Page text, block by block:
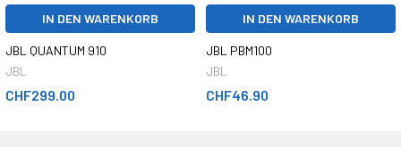
IN DEN WARENKORB
JBL QUANTUM 910
JBL
CHF299.00
IN DEN WARENKORB
JBL PBM100
JBL
CHF46.90